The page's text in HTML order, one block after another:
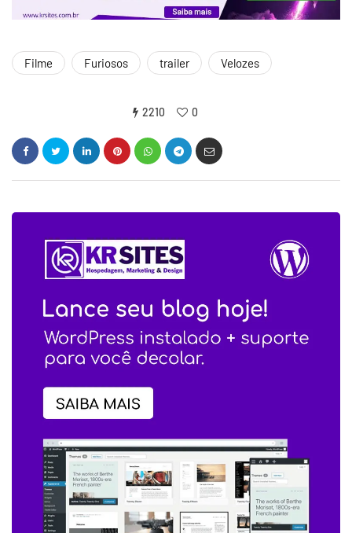
Filme Furiosos trailer Velozes
2210 0